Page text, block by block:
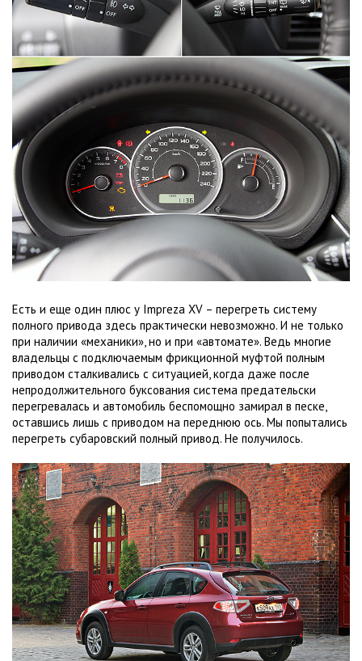
Есть и еще один плюс у Impreza XV – перегреть систему
полного привода здесь практически невозможно. И не только
при наличии «механики», но и при «автомате». Ведь многие
владельцы с подключаемым фрикционной муфтой полным
приводом сталкивались с ситуацией, когда даже после
непродолжительного буксования система предательски
перегревалась и автомобиль беспомощно замирал в песке,
оставшись лишь с приводом на переднюю ось. Мы попытались
перегреть субаровский полный привод. Не получилось.